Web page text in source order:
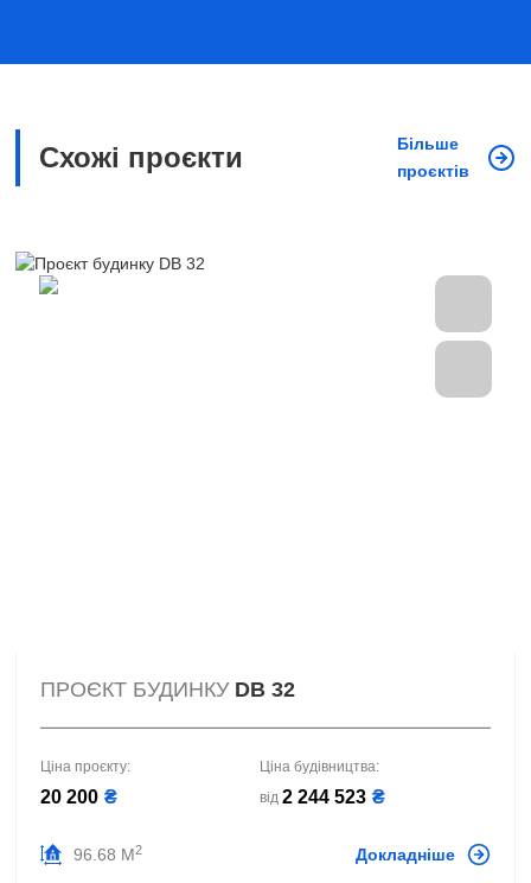
Схожі проєкти
Більше
проєктів
ПРОЄКТ БУДИНКУ DB 32
Ціна проєкту:
20 200 ₴
Ціна будівництва:
від 2 244 523 ₴
96.68 М2 Докладніше